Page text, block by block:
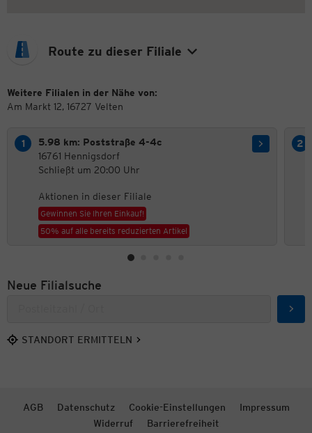
Route zu dieser Filiale
Weitere Filialen in der Nähe von:
Am Markt 12, 16727 Velten
5.98 km: Poststraße 4-4c
16761 Hennigsdorf
Schließt um 20:00 Uhr
Aktionen in dieser Filiale
Gewinnen Sie Ihren Einkauf!
50% auf alle bereits reduzierten Artikel
Neue Filialsuche
STANDORT ERMITTELN
AGB Datenschutz Cookie-Einstellungen
Impressum
Widerruf
Barrierefreiheit